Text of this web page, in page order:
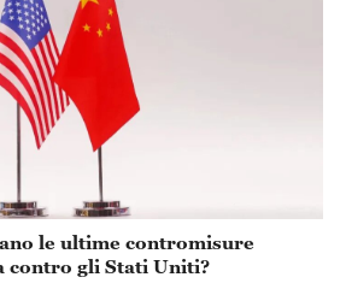
le ultime contromisure
contro gli Stati Uniti?